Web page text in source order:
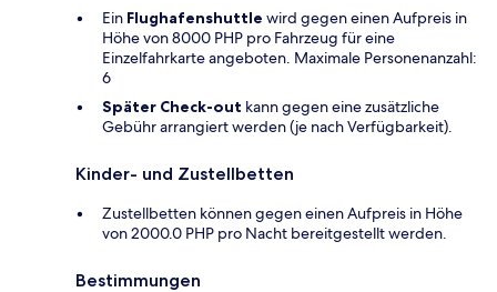
Ein Flughafenshuttle wird gegen einen Aufpreis in
Höhe von 8000 PHP pro Fahrzeug für eine
Einzelfahrkarte angeboten. Maximale Personenanzahl:
6
Später Check-out kann gegen eine zusätzliche
Gebühr arrangiert werden (je nach Verfügbarkeit).
Kinder- und Zustellbetten
Zustellbetten können gegen einen Aufpreis in Höhe
von 2000.0 PHP pro Nacht bereitgestellt werden.
Bestimmungen